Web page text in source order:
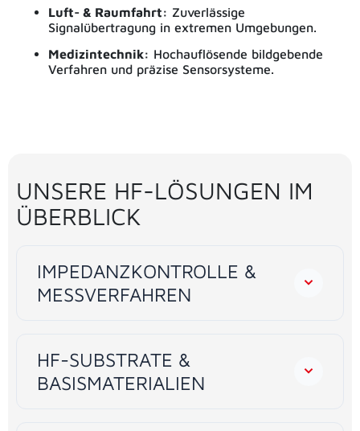
Luft- & Raumfahrt: Zuverlässige
Signalübertragung in extremen Umgebungen.
Medizintechnik: Hochauflösende bildgebende
Verfahren und präzise Sensorsysteme.
UNSERE HF-LÖSUNGEN IM
ÜBERBLICK
IMPEDANZKONTROLLE &
MESSVERFAHREN
HF-SUBSTRATE &
BASISMATERIALIEN